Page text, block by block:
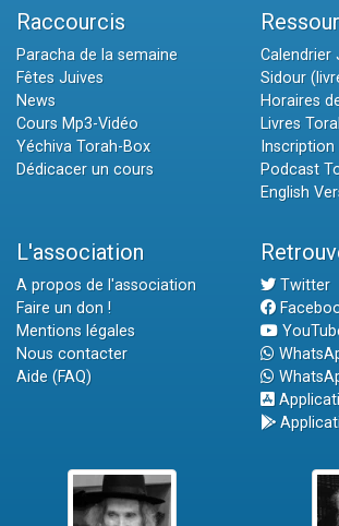
Raccourcis
Paracha de la semaine
Fêtes Juives
News
Cours Mp3-Vidéo
Yéchiva Torah-Box
Dédicacer un cours
Calendrier
Sidour
Horaires
Livres
Inscription
Podcast
English
L'association
A propos de l'association
Faire un don !
Mentions légales
Nous contacter
Aide (FAQ)
Twitter